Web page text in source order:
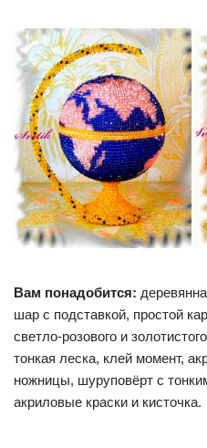
Вам понадобится:
шар с подставкой, простой
светло-розового и
тонкая леска, клей момент,
ножницы, шуруповёрт с
акриловые краски и кисточка.